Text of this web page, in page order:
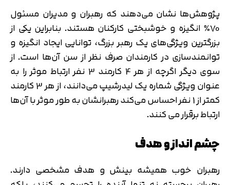
پژوهش‌ها نشان می‌دهند که رهبران و مدیران مسئول
70٪ انگیزه و خوشبختی کارکنان هستند. بنابراین یکی از
بزرگترین ویژگی‌های یک رهبر بزرگ، توانایی ایجاد انگیزه و
توانمندسازی در کارمندان صرف نظر از سن آن‌ها است. از
سوی دیگر اگرچه از هر 4 کارمند 3 نفر ارتباط موثر را به
عنوان ویژگی شماره یک لیدرشیپ می‌دانند، از هر 3 کارمند
کمتر از 1 نفر احساس می‌کند رهبرانشان به طور موثر با آن‌ها
ارتباط برقرار می کنند.
چشم انداز و هدف
رهبران خوب همیشه بینش و هدف مشخصی دارند.